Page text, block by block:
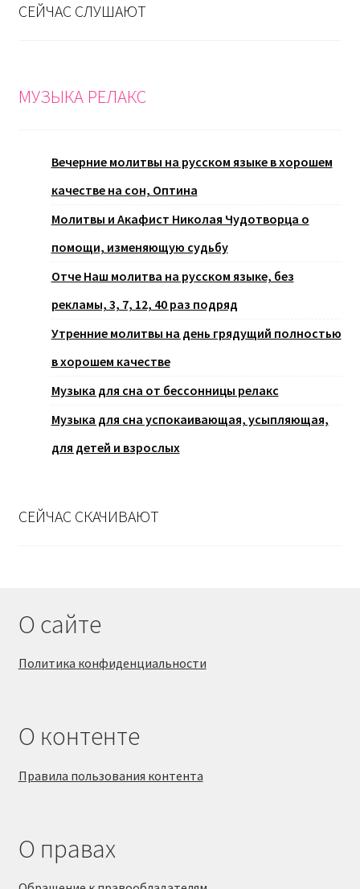
СЕЙЧАС СЛУШАЮТ
МУЗЫКА РЕЛАКС
Вечерние молитвы на русском языке в хорошем
качестве на сон, Оптина
Молитвы и Акафист Николая Чудотворца о
помощи, изменяющую судьбу
Отче Наш молитва на русском языке, без
рекламы, 3, 7, 12, 40 раз подряд
Утренние молитвы на день грядущий полностью
в хорошем качестве
Музыка для сна от бессонницы релакс
Музыка для сна успокаивающая, усыпляющая,
для детей и взрослых
СЕЙЧАС СКАЧИВАЮТ
О сайте
Политика конфиденциальности
О контенте
Правила пользования контента
О правах